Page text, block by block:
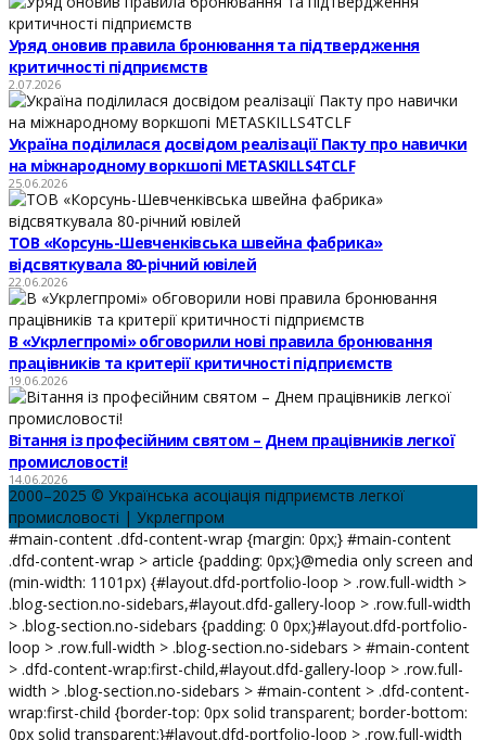
Уряд оновив правила бронювання та підтвердження
критичності підприємств
2.07.2026
Україна поділилася досвідом реалізації Пакту про навички
на міжнародному воркшопі METASKILLS4TCLF
25.06.2026
ТОВ «Корсунь-Шевченківська швейна фабрика»
відсвяткувала 80-річний ювілей
22.06.2026
В «Укрлегпромі» обговорили нові правила бронювання
працівників та критерії критичності підприємств
19.06.2026
Вітання із професійним святом – Днем працівників легкої
промисловості!
14.06.2026
2000–2025 © Українська асоціація підприємств легкої
промисловості | Укрлегпром
#main-content .dfd-content-wrap {margin: 0px;} #main-content
.dfd-content-wrap > article {padding: 0px;}@media only screen and
(min-width: 1101px) {#layout.dfd-portfolio-loop > .row.full-width >
.blog-section.no-sidebars,#layout.dfd-gallery-loop > .row.full-width
> .blog-section.no-sidebars {padding: 0 0px;}#layout.dfd-portfolio-
loop > .row.full-width > .blog-section.no-sidebars > #main-content
> .dfd-content-wrap:first-child,#layout.dfd-gallery-loop > .row.full-
width > .blog-section.no-sidebars > #main-content > .dfd-content-
wrap:first-child {border-top: 0px solid transparent; border-bottom:
0px solid transparent;}#layout.dfd-portfolio-loop > .row.full-width